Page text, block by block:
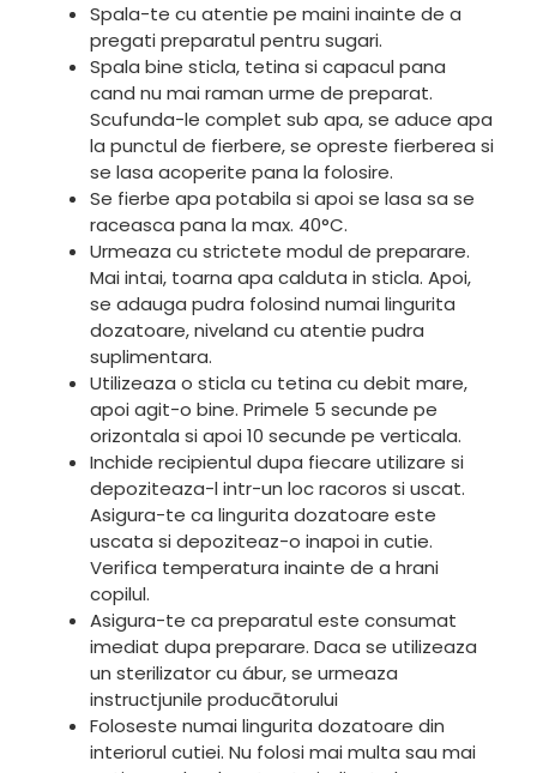
Spala-te cu atentie pe maini inainte de a
pregati preparatul pentru sugari.
Spala bine sticla, tetina si capacul pana
cand nu mai raman urme de preparat.
Scufunda-le complet sub apa, se aduce apa
la punctul de fierbere, se opreste fierberea si
se lasa acoperite pana la folosire.
Se fierbe apa potabila si apoi se lasa sa se
raceasca pana la max. 40°C.
Urmeaza cu strictete modul de preparare.
Mai intai, toarna apa calduta in sticla. Apoi,
se adauga pudra folosind numai lingurita
dozatoare, niveland cu atentie pudra
suplimentara.
Utilizeaza o sticla cu tetina cu debit mare,
apoi agit-o bine. Primele 5 secunde pe
orizontala si apoi 10 secunde pe verticala.
Inchide recipientul dupa fiecare utilizare si
depoziteaza-l intr-un loc racoros si uscat.
Asigura-te ca lingurita dozatoare este
uscata si depoziteaz-o inapoi in cutie.
Verifica temperatura inainte de a hrani
copilul.
Asigura-te ca preparatul este consumat
imediat dupa preparare. Daca se utilizeaza
un sterilizator cu ábur, se urmeaza
instructjunile producātorului
Foloseste numai lingurita dozatoare din
interiorul cutiei. Nu folosi mai multa sau mai